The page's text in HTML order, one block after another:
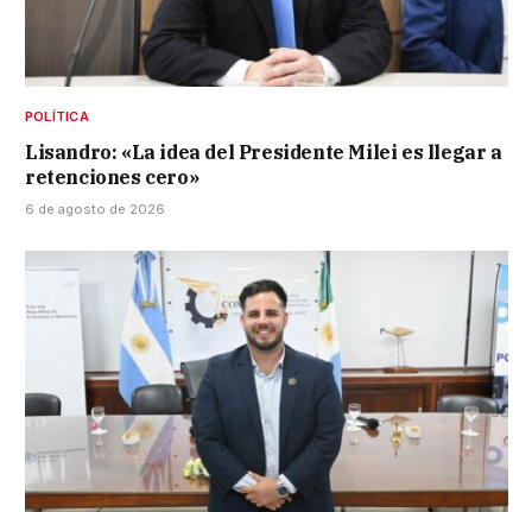
POLÍTICA
Lisandro: «La idea del Presidente Milei es llegar a
retenciones cero»
6 de agosto de 2026